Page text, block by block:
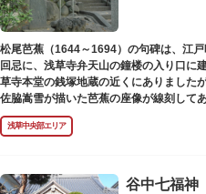
松尾芭蕉（1644～1694）の句碑は、江
回忌に、浅草寺弁天山の鐘楼の入り口に
草寺本堂の銭塚地蔵の近くにありました
佐脇嵩雪が描いた芭蕉の座像が線刻して
碑石も欠損し、碑面の判読も困難となって
浅草中央部エリア
谷中七福神